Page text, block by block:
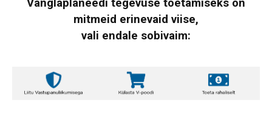
Vanglaplaneedi tegevuse toetamiseks on
mitmeid erinevaid viise,
vali endale sobivaim: